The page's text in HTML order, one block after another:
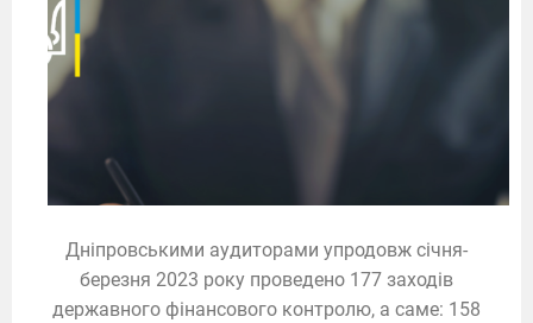
Дніпровськими аудиторами упродовж січня-
березня 2023 року проведено 177 заходів
державного фінансового контролю, а саме: 158